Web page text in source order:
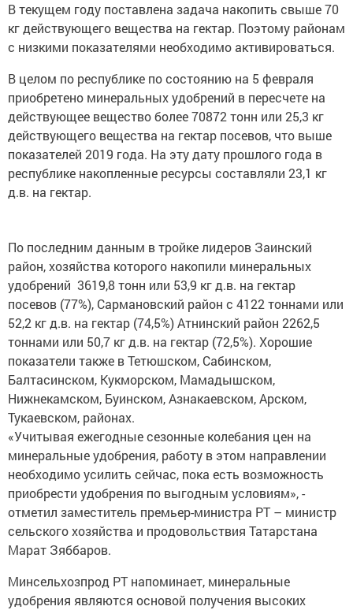
В текущем году поставлена задача накопить свыше 70
кг действующего вещества на гектар. Поэтому районам
с низкими показателями необходимо активироваться.
В целом по республике по состоянию на 5 февраля
приобретено минеральных удобрений в пересчете на
действующее вещество более 70872 тонн или 25,3 кг
действующего вещества на гектар посевов, что выше
показателей 2019 года. На эту дату прошлого года в
республике накопленные ресурсы составляли 23,1 кг
д.в. на гектар.
По последним данным в тройке лидеров Заинский
район, хозяйства которого накопили минеральных
удобрений 3619,8 тонн или 53,9 кг д.в. на гектар
посевов (77%), Сармановский район с 4122 тоннами или
52,2 кг д.в. на гектар (74,5%) Атнинский район 2262,5
тоннами или 50,7 кг д.в. на гектар (72,5%). Хорошие
показатели также в Тетюшском, Сабинском,
Балтасинском, Кукморском, Мамадышском,
Нижнекамском, Буинском, Азнакаевском, Арском,
Тукаевском, районах.
«Учитывая ежегодные сезонные колебания цен на
минеральные удобрения, работу в этом направлении
необходимо усилить сейчас, пока есть возможность
приобрести удобрения по выгодным условиям», -
отметил заместитель премьер-министра РТ – министр
сельского хозяйства и продовольствия Татарстана
Марат Зяббаров.
Минсельхозпрод РТ напоминает, минеральные
удобрения являются основой получения высоких